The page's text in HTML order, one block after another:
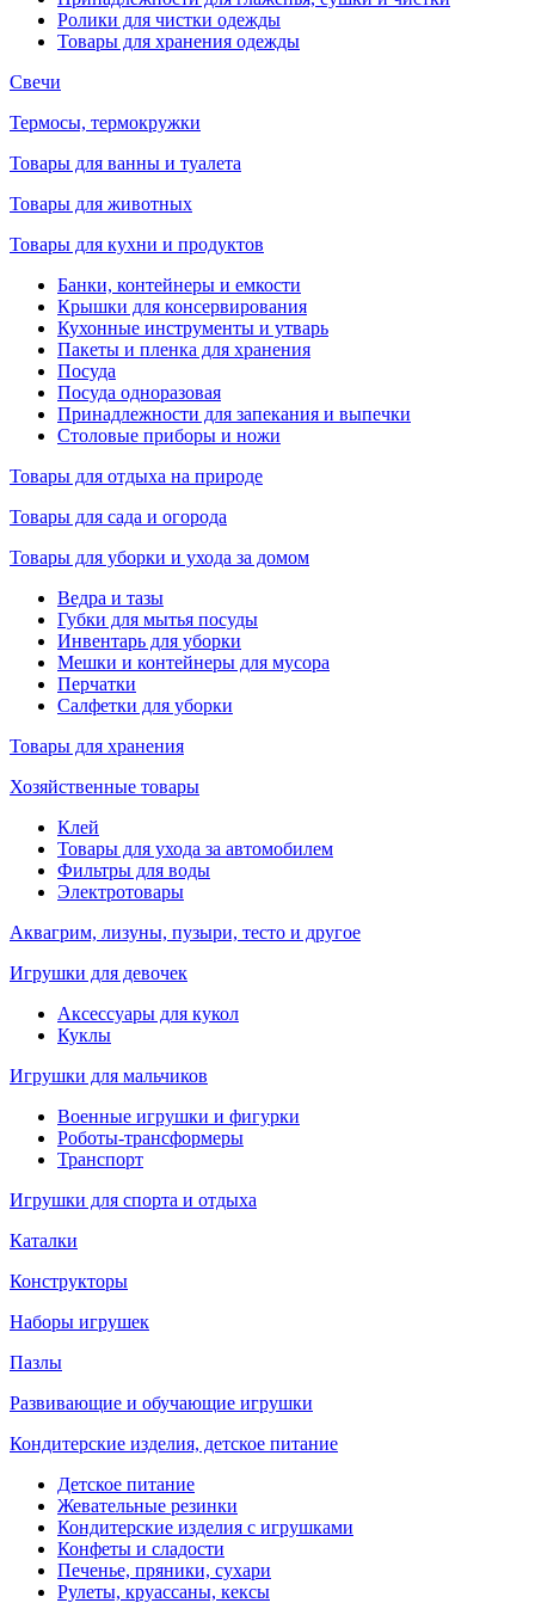
Ролики для чистки одежды
Товары для хранения одежды
Свечи
Термосы, термокружки
Товары для ванны и туалета
Товары для животных
Товары для кухни и продуктов
Банки, контейнеры и емкости
Крышки для консервирования
Кухонные инструменты и утварь
Пакеты и пленка для хранения
Посуда
Посуда одноразовая
Принадлежности для запекания и выпечки
Столовые приборы и ножи
Товары для отдыха на природе
Товары для сада и огорода
Товары для уборки и ухода за домом
Ведра и тазы
Губки для мытья посуды
Инвентарь для уборки
Мешки и контейнеры для мусора
Перчатки
Салфетки для уборки
Товары для хранения
Хозяйственные товары
Клей
Товары для ухода за автомобилем
Фильтры для воды
Электротовары
Аквагрим, лизуны, пузыри, тесто и другое
Игрушки для девочек
Аксессуары для кукол
Куклы
Игрушки для мальчиков
Военные игрушки и фигурки
Роботы-трансформеры
Транспорт
Игрушки для спорта и отдыха
Каталки
Конструкторы
Наборы игрушек
Пазлы
Развивающие и обучающие игрушки
Кондитерские изделия, детское питание
Детское питание
Жевательные резинки
Кондитерские изделия с игрушками
Конфеты и сладости
Печенье, пряники, сухари
Рулеты, круассаны, кексы